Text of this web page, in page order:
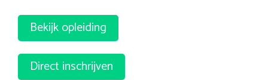
Bekijk opleiding
Direct inschrijven